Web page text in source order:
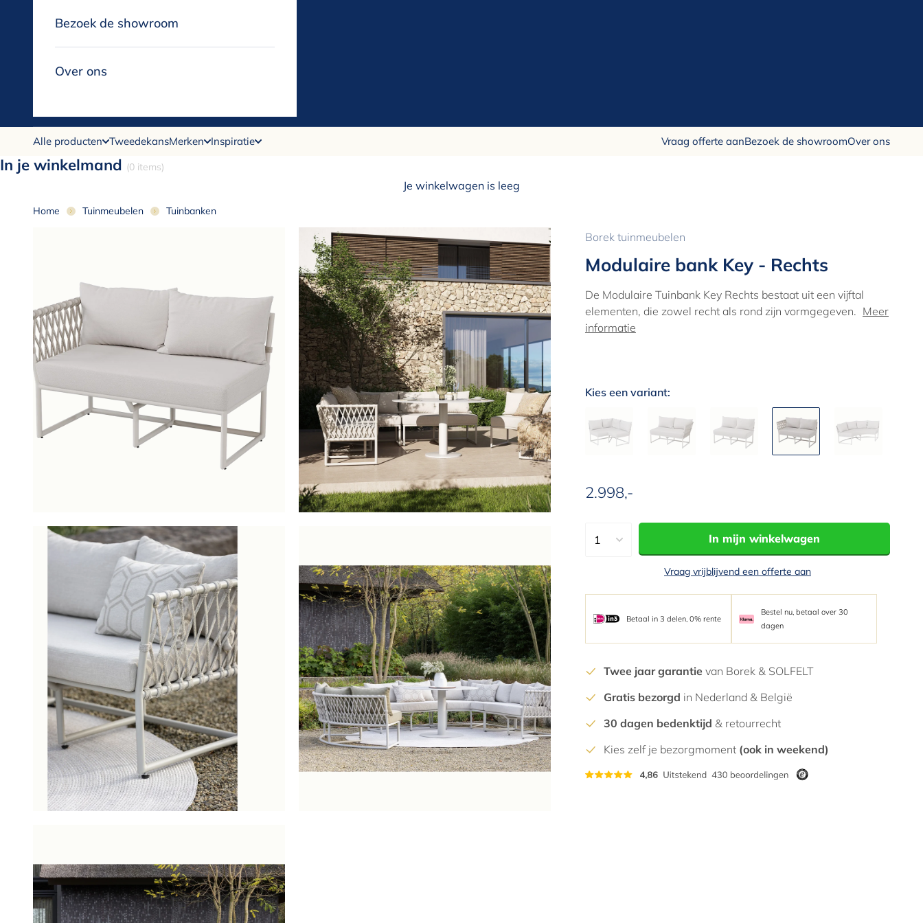
Bezoek de showroom
Over ons
Alle producten TweedekansMerken Inspiratie Vraag offerte aanBezoek de showroomOver ons
In je winkelmand (0 items)
Je winkelwagen is leeg
Home Tuinmeubelen Tuinbanken
Borek tuinmeubelen
Modulaire bank Key - Rechts
De Modulaire Tuinbank Key Rechts bestaat uit een vijftal
elementen, die zowel recht als rond zijn vormgegeven. Meer
informatie
Kies een variant:
Aanbiedingsprijs
2.998,-
1
2
3
In mijn winkelwagen
Vraag vrijblijvend een offerte aan
Betaal in 3 delen, 0% rente
Bestel nu, betaal over 30
dagen
Twee jaar garantie van Borek & SOLFELT
Gratis bezorgd in Nederland & België
30 dagen bedenktijd & retourrecht
Kies zelf je bezorgmoment (ook in weekend)